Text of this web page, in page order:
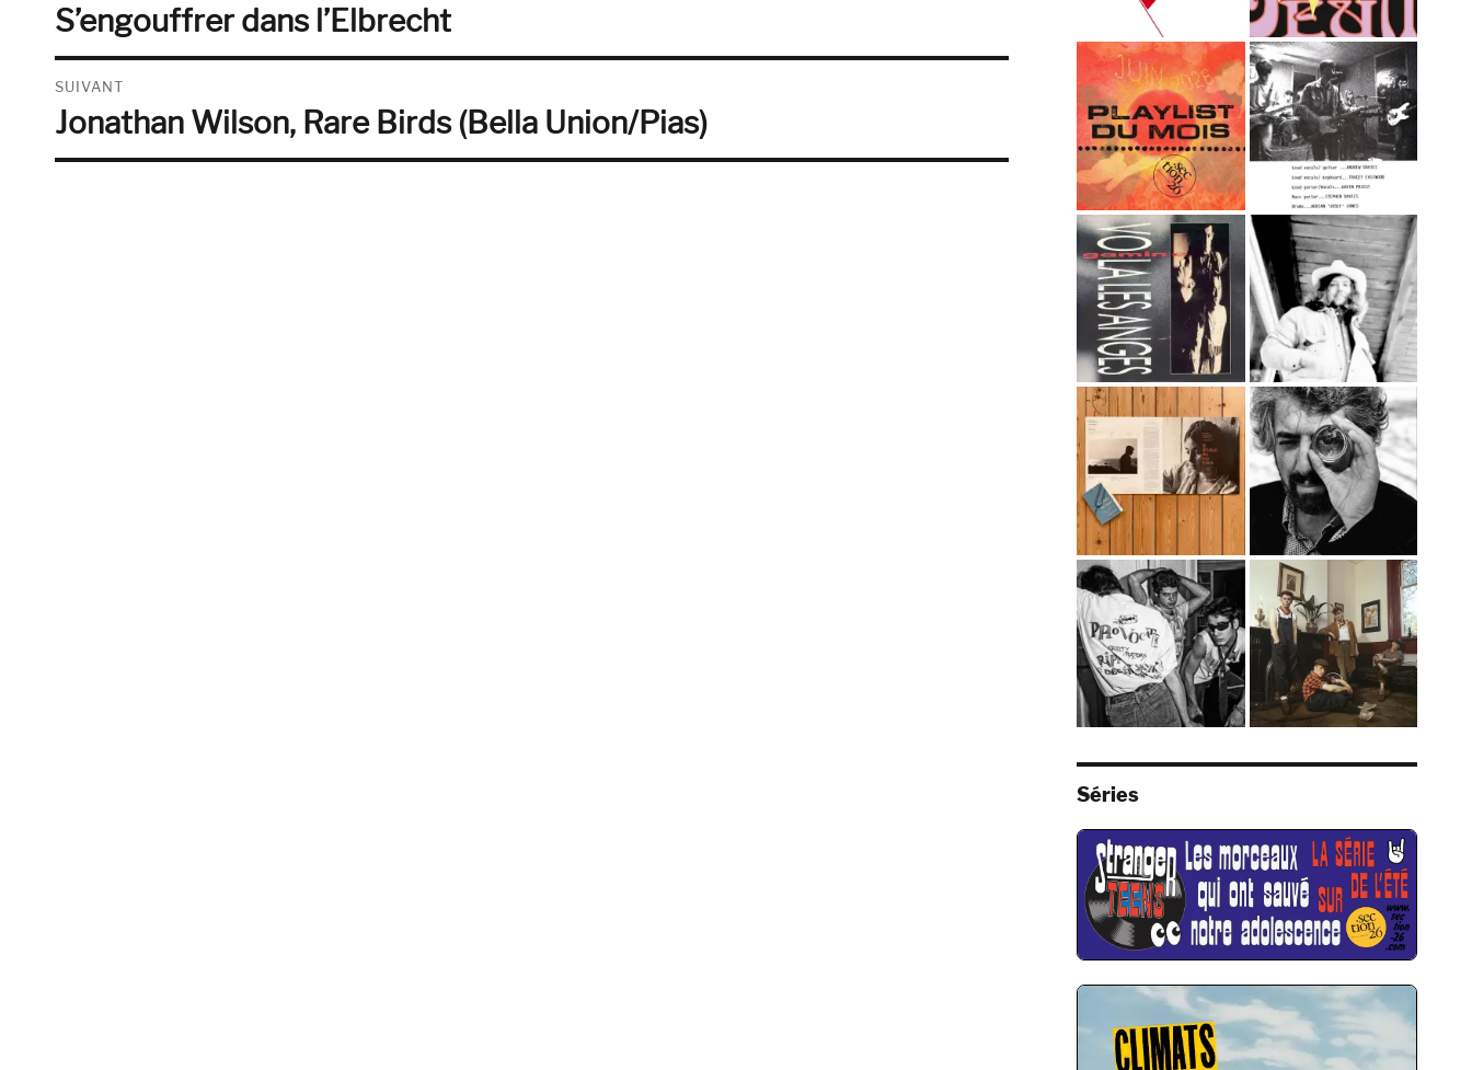
de
l’article
Publication
précédente :
S’engouffrer dans l’Elbrecht
SUIVANT
Publication
Jonathan Wilson, Rare Birds (Bella Union/Pias)
Séries